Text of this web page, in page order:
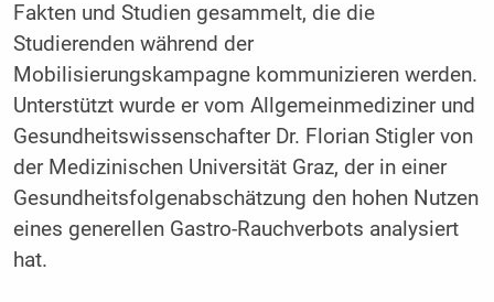
Fakten und Studien gesammelt, die die
Studierenden während der
Mobilisierungskampagne kommunizieren werden.
Unterstützt wurde er vom Allgemeinmediziner und
Gesundheitswissenschafter Dr. Florian Stigler von
der Medizinischen Universität Graz, der in einer
Gesundheitsfolgenabschätzung den hohen Nutzen
eines generellen Gastro-Rauchverbots analysiert
hat.